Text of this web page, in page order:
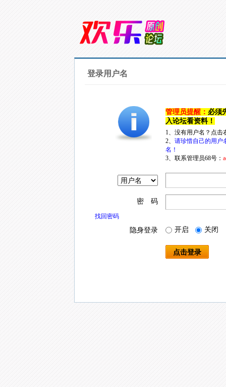
登录用户名
管理员提醒： 必须
入论坛看资料！
1、没有用户名？点
2、 请珍惜自己的用户
名！
3、联系管理员68号：
密 码
找回密码
隐身登录 开启 关闭
点击登录